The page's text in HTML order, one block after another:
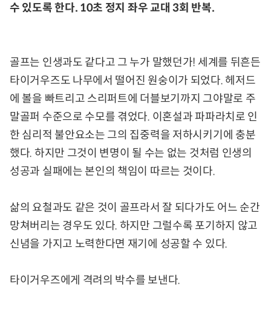
수 있도록 한다. 10초 정지 좌우 교대 3회 반복.
골프는 인생과도 같다고 그 누가 말했던가! 세계를 뒤흔든
타이거우즈도 나무에서 떨어진 원숭이가 되었다. 헤저드
에 볼을 빠트리고 스리퍼트에 더블보기까지 그야말로 주
말골퍼 수준으로 수모를 겪었다. 이혼설과 파파라치로 인
한 심리적 불안요소는 그의 집중력을 저하시키기에 충분
했다. 하지만 그것이 변명이 될 수는 없는 것처럼 인생의
성공과 실패에는 본인의 책임이 따르는 것이다.
삶의 요철과도 같은 것이 골프라서 잘 되다가도 어느 순간
망쳐버리는 경우도 있다. 하지만 그럴수록 포기하지 않고
신념을 가지고 노력한다면 재기에 성공할 수 있다.
타이거우즈에게 격려의 박수를 보낸다.